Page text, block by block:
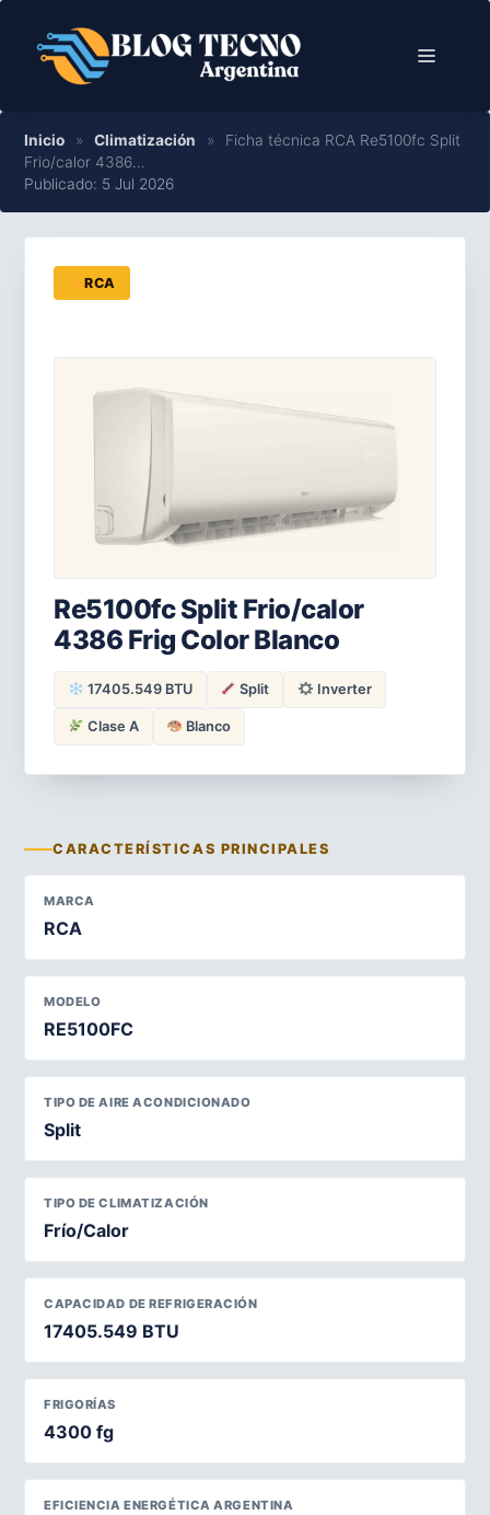
contenido
Menú
Inicio » Climatización »
Ficha técnica RCA Re5100fc Split
Frio/calor 4386…
Publicado: 5 Jul 2026
RCA
Re5100fc Split Frio/calor
4386 Frig Color Blanco
17405.549 BTU Split Inverter
Clase A Blanco
CARACTERÍSTICAS PRINCIPALES
MARCA
RCA
MODELO
RE5100FC
TIPO DE AIRE ACONDICIONADO
Split
TIPO DE CLIMATIZACIÓN
Frío/Calor
CAPACIDAD DE REFRIGERACIÓN
17405.549 BTU
FRIGORÍAS
4300 fg
EFICIENCIA ENERGÉTICA ARGENTINA